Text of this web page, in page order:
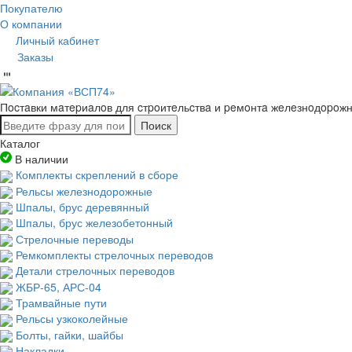
Покупателю
О компании
Личный кабинет
Заказы
Пocтaвки мaтepиaлoв для cтpoитeльcтвa и peмoнтa
Поиск
Каталог
В наличии
Комплекты скреплений в сборе
Рельсы железнодорожные
Шпалы, брус деревянный
Шпалы, брус железобетонный
Стрелочные переводы
Ремкомплекты стрелочных переводов
Детали стрелочных переводов
ЖБР-65, АРС-04
Трамвайные пути
Рельсы узкоколейные
Болты, гайки, шайбы